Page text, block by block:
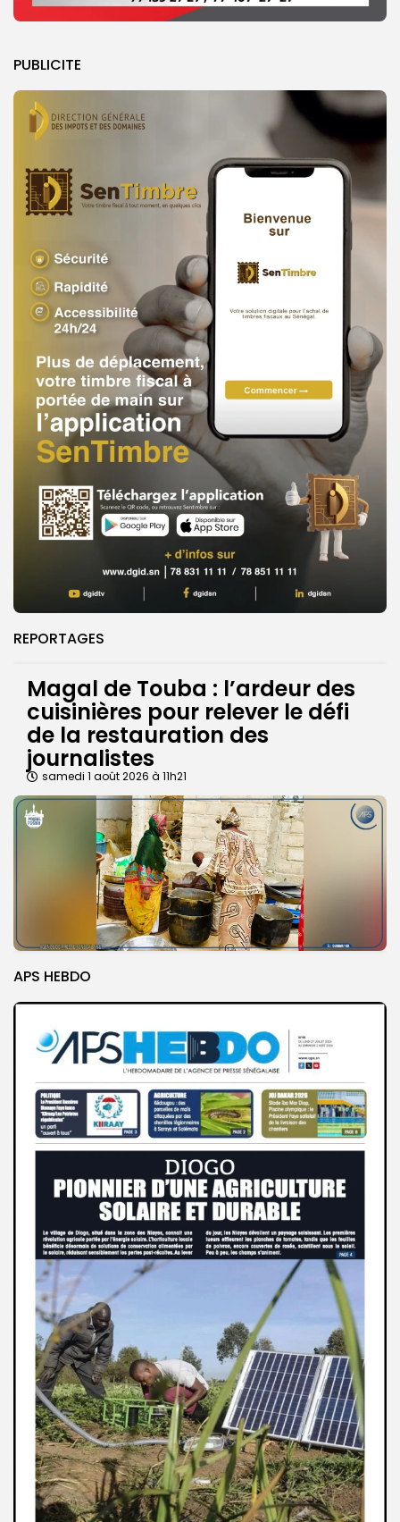
PUBLICITE
REPORTAGES
Magal de Touba : l’ardeur des
cuisinières pour relever le défi
de la restauration des
journalistes
samedi 1 août 2026 à 11h21
APS HEBDO